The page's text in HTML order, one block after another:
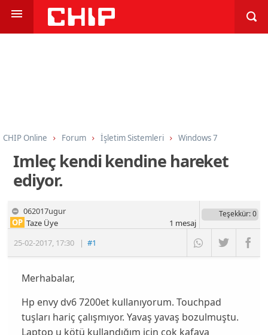
CHIP Online Forum İşletim Sistemleri Windows 7
Imleç kendi kendine hareket
ediyor.
062017ugur
25-02-2017, 17:30 |#1
OP Taze Üye
Teşekkür: 0
1 mesaj
Merhabalar,
Hp envy dv6 7200et kullanıyorum. Touchpad
tuşları hariç çalışmıyor. Yavaş yavaş bozulmuştu.
Laptop u kötü kullandığım için çok kafaya